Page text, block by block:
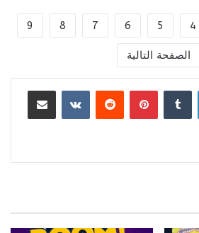
4
5
6
7
8
9
الصفحة التالية
لينكدإن بينتيريست مشاركة عبر البريد